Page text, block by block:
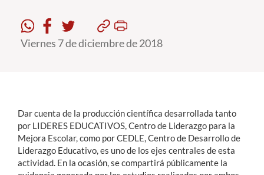
Formación Continua
Alumni
English
Viernes 7 de diciembre de 2018
Dar cuenta de la producción científica desarrollada tanto
por LIDERES EDUCATIVOS, Centro de Liderazgo para la
Mejora Escolar, como por CEDLE, Centro de Desarrollo de
Liderazgo Educativo, es uno de los ejes centrales de esta
actividad. En la ocasión, se compartirá públicamente la